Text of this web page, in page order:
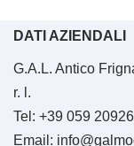
DATI AZIENDALI
G.A.L. Antico
r. l.
Tel: +39 059
Email: